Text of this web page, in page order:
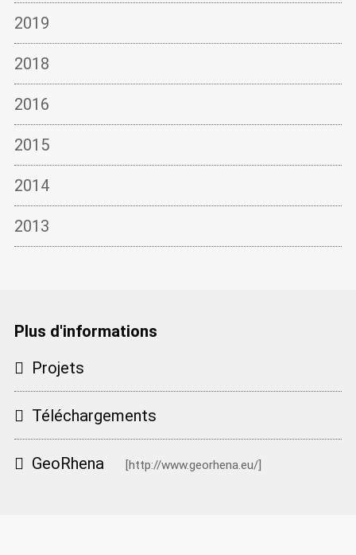
2019
2018
2016
2015
2014
2013
Plus d'informations
Projets
Téléchargements
GeoRhena